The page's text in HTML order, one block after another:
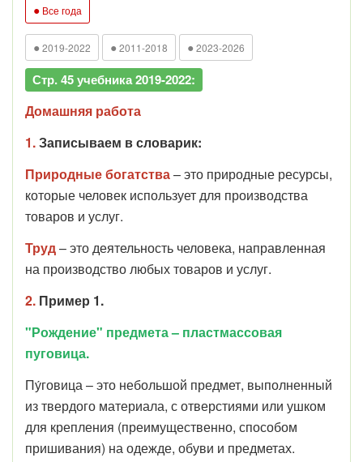
● Все года
● 2019-2022 ● 2011-2018 ● 2023-2026
Стр. 45 учебника 2019-2022:
Домашняя работа
1.Записываем в словарик:
Природные богатства– это природные ресурсы,
которые человек использует для производства
товаров и услуг.
Труд– это деятельность человека, направленная
на производство любых товаров и услуг.
2. Пример 1.
"Рождение" предмета – пластмассовая
пуговица.
Пу́говица – это небольшой предмет, выполненный
из твердого материала, с отверстиями или ушком
для крепления (преимущественно, способом
пришивания) на одежде, обуви и предметах.